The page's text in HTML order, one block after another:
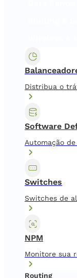
Distribua o
Software
Automação
Switches
Switches de
NPM
Monitore sua
Routing